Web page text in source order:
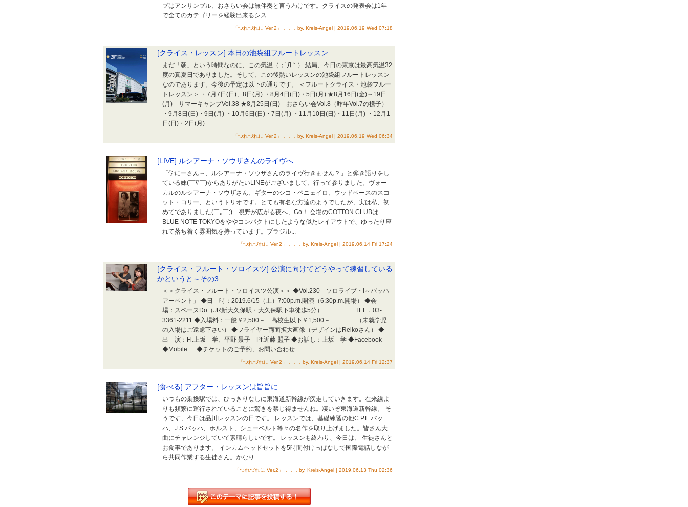
プはアンサンブル、おさらい会は無伴奏と言うわけです。クライスの発表会は1年
で全てのカテゴリーを経験出来るシス...
「つれづれに Ver.2」．．．by. Kreis-Angel | 2019.06.19 Wed 07:18
[クライス・レッスン] 本日の池袋組フルートレッスン
まだ「朝」という時間なのに、この気温（；´Д｀） 結局、今日の東京は最高気温32
度の真夏日でありました。そして、この後熱いレッスンの池袋組フルートレッスン
なのであります。今後の予定は以下の通りです。 ＜フルートクライス・池袋フルー
トレッスン＞ ・7月7日(日)、8日(月) ・8月4日(日)・5日(月) ★8月16日(金)～19日
(月) サマーキャンプVol.38 ★8月25日(日) おさらい会Vol.8（昨年Vol.7の様子）
・9月8日(日)・9日(月) ・10月6日(日)・7日(月) ・11月10日(日)・11日(月) ・12月1
日(日)・2日(月)...
「つれづれに Ver.2」．．．by. Kreis-Angel | 2019.06.19 Wed 06:34
[LIVE] ルシアーナ・ソウザさんのライヴへ
「学にーさん～、ルシアーナ・ソウザさんのライヴ行きません？」と弾き語りをし
ている妹(￣∇￣)からありがたいLINEがございまして、行って参りました。ヴォー
カルのルシアーナ・ソウザさん、ギターのシコ・ペニェイロ、ウッドベースのスコ
ット・コリー、というトリオです。とても有名な方達のようでしたが、実は私、初
めてでありました(￣｡￣;) 視野が広がる夜へ、Go！ 会場のCOTTON CLUBは
BLUE NOTE TOKYOをややコンパクトにしたような似たレイアウトで、ゆったり座
れて落ち着く雰囲気を持っています。ブラジル...
「つれづれに Ver.2」．．．by. Kreis-Angel | 2019.06.14 Fri 17:24
[クライス・フルート・ソロイスツ] 公演に向けてどうやって練習している
かというと～その3
＜＜クライス・フルート・ソロイスツ公演＞＞ ◆Vol.230「ソロライブ・I～バッハ
アーベント」 ◆日 時：2019.6/15（土）7:00p.m.開演（6:30p.m.開場） ◆会
場：スペースDo（JR新大久保駅・大久保駅下車徒歩5分） TEL．03-
3361-2211 ◆入場料：一般￥2,500－ 高校生以下￥1,500－ （未就学児
の入場はご遠慮下さい） ◆フライヤー両面拡大画像（デザインはReikoさん） ◆
出 演：Fl.上坂 学、平野 景子 Pf.近藤 盟子 ◆お話し：上坂 学 ◆Facebook
◆Mobile ◆チケットのご予約、お問い合わせ ...
「つれづれに Ver.2」．．．by. Kreis-Angel | 2019.06.14 Fri 12:37
[食べる] アフター・レッスンは旨旨に
いつもの乗換駅では、ひっきりなしに東海道新幹線が疾走していきます。在来線よ
りも頻繁に運行されていることに驚きを禁じ得ませんね。凄いぞ東海道新幹線。 そ
うです、今日は品川レッスンの日です。 レッスンでは、基礎練習の他C.P.E.バッ
ハ、J.S.バッハ、ホルスト、シューベルト等々の名作を取り上げました。皆さん大
曲にチャレンジしていて素晴らしいです。 レッスンも終わり、今日は、 生徒さんと
お食事であります。 インカムヘッドセットを5時間付けっぱなしで国際電話しなが
ら共同作業する生徒さん。かなり...
「つれづれに Ver.2」．．．by. Kreis-Angel | 2019.06.13 Thu 02:36